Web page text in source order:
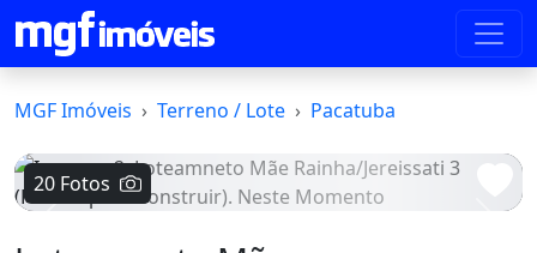
MGF Imóveis Terreno / Lote Pacatuba
20 Fotos